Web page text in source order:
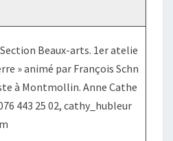
Beaux-arts. 1er atelie
» animé par François Schn
à Montmollin. Anne Cathe
443 25 02, cathy_hubleur